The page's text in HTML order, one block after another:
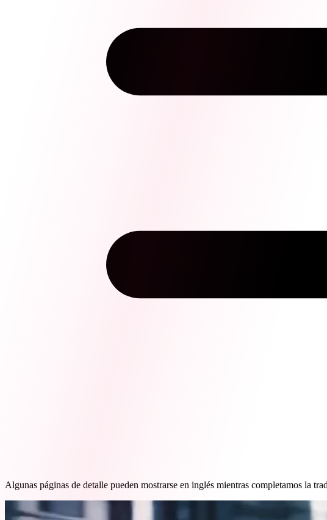
Algunas páginas de detalle pueden mostrarse en inglés mientras completamos la